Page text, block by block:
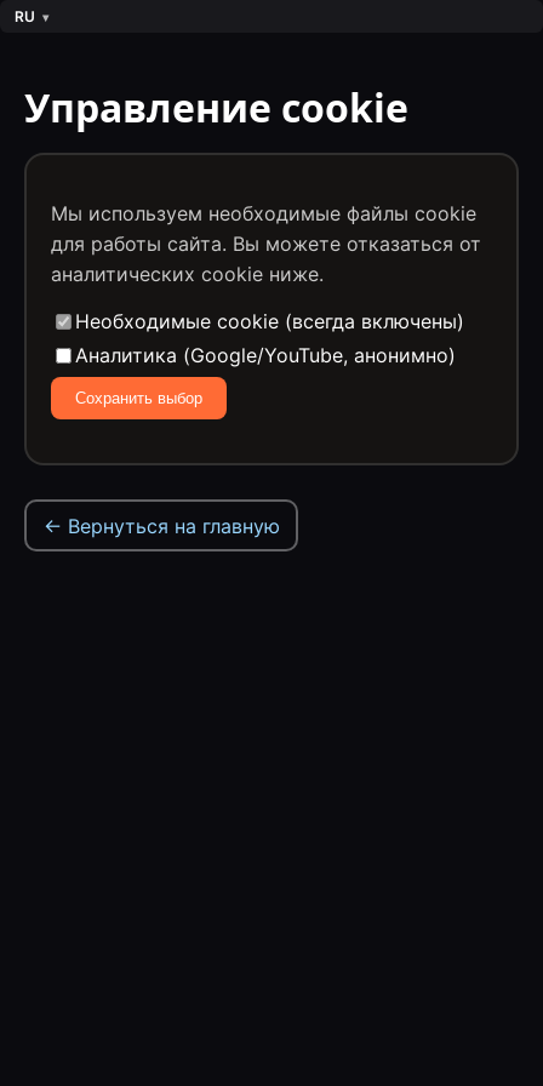
RU
Управление cookie
Мы используем необходимые файлы cookie
для работы сайта. Вы можете отказаться от
аналитических cookie ниже.
Необходимые cookie (всегда включены)
Аналитика (Google/YouTube, анонимно)
Сохранить выбор
← Вернуться на главную